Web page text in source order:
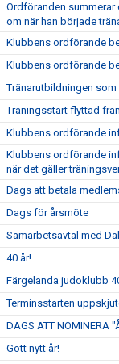
Ordföranden summerar
om när han började
Klubbens ordförande
Klubbens ordförande
Tränarutbildningen
Träningsstart flyttad
Klubbens ordförande
Klubbens ordförande
när det gäller
Dags att betala
Dags för årsmöte
Samarbetsavtal med
40 år!
Färgelanda judoklubb
Terminsstarten
DAGS ATT NOMINERA
Gott nytt år!